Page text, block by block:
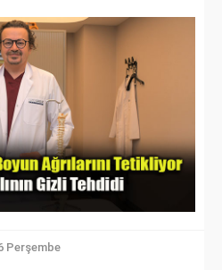
Perşembe